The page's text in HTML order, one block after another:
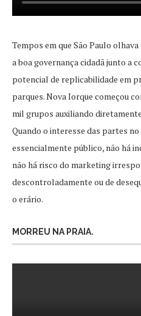
Tempos em que São Paulo
a boa governança cidadã junto a
potencial de replicabilidade em
parques. Nova Iorque começou
mil grupos auxiliando
Quando o interesse das partes no
essencialmente público, não há
não há risco do marketing
descontroladamente ou de
o erário.
MORREU NA PRAIA.